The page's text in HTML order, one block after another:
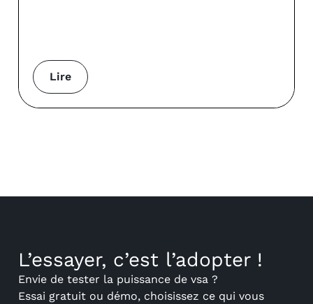
Lire
L’essayer, c’est l’adopter !
Envie de tester la puissance de vsa ?
Essai gratuit ou démo, choisissez ce qui vous